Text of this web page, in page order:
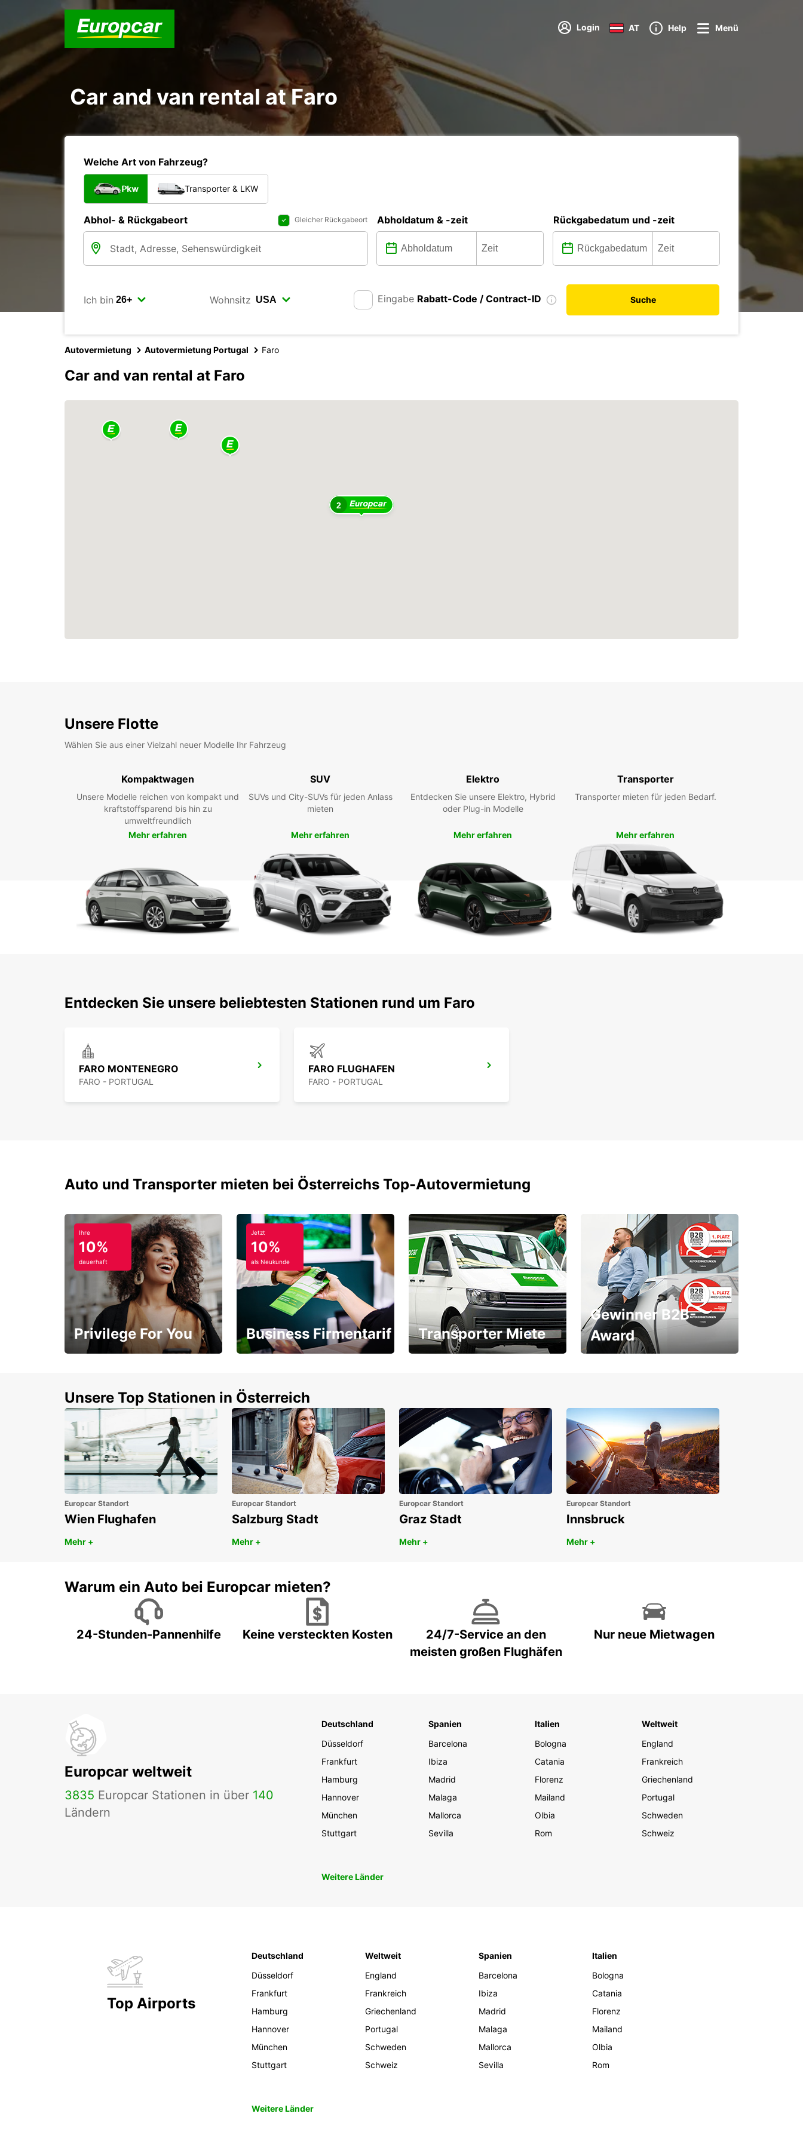
Login AT Help Menü
Car and van rental at Faro
Welche Art von Fahrzeug?
Pkw Transporter & LKW
Abhol- & Rückgabeort Gleicher Rückgabeort Abholdatum & -zeit Rückgabedatum und -zeit
Ich bin Wohnsitz Eingabe Rabatt-Code / Contract-ID Suche
Autovermietung Autovermietung Portugal Faro
Car and van rental at Faro
2
Unsere Flotte
Wählen Sie aus einer Vielzahl neuer Modelle Ihr Fahrzeug
Kompaktwagen
Unsere Modelle reichen von kompakt und
kraftstoffsparend bis hin zu
umweltfreundlich
Mehr erfahren
SUV
SUVs und City-SUVs für jeden Anlass
mieten
Mehr erfahren
Elektro
Entdecken Sie unsere Elektro, Hybrid
oder Plug-in Modelle
Mehr erfahren
Transporter
Transporter mieten für jeden Bedarf.
Mehr erfahren
Entdecken Sie unsere beliebtesten Stationen rund um Faro
FARO MONTENEGRO
FARO - PORTUGAL
FARO FLUGHAFEN
FARO - PORTUGAL
Auto und Transporter mieten bei Österreichs Top-Autovermietung
Ihre
10%
dauerhaft
Privilege For You
Jetzt
10%
als Neukunde
Business Firmentarif Transporter Miete
Gewinner B2B-
Award
Unsere Top Stationen in Österreich
Europcar Standort
Wien Flughafen
Mehr +
Europcar Standort
Salzburg Stadt
Mehr +
Europcar Standort
Graz Stadt
Mehr +
Europcar Standort
Innsbruck
Mehr +
Warum ein Auto bei Europcar mieten?
24-Stunden-Pannenhilfe Keine versteckten Kosten
24/7-Service an den
meisten großen Flughäfen
Nur neue Mietwagen
Europcar weltweit
3835 Europcar Stationen in über 140
Ländern
Deutschland
Düsseldorf
Frankfurt
Hamburg
Hannover
München
Stuttgart
Spanien
Barcelona
Ibiza
Madrid
Malaga
Mallorca
Sevilla
Italien
Bologna
Catania
Florenz
Mailand
Olbia
Rom
Weltweit
England
Frankreich
Griechenland
Portugal
Schweden
Schweiz
Weitere Länder
Top Airports
Deutschland
Düsseldorf
Frankfurt
Hamburg
Hannover
München
Stuttgart
Weltweit
England
Frankreich
Griechenland
Portugal
Schweden
Schweiz
Spanien
Barcelona
Ibiza
Madrid
Malaga
Mallorca
Sevilla
Italien
Bologna
Catania
Florenz
Mailand
Olbia
Rom
Weitere Länder